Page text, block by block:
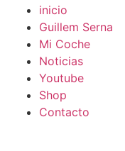
inicio
Guillem Serna
Mi Coche
Noticias
Youtube
Shop
Contacto